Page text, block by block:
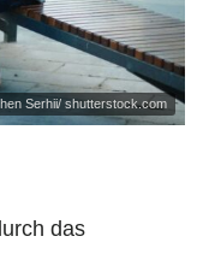
Serhii/ shutterstock.com
das